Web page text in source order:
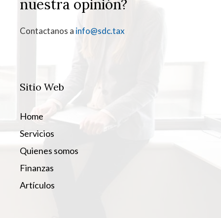
nuestra opinión?
Contactanos a info@sdc.tax
Sitio Web
Home
Servicios
Quienes somos
Finanzas
Artículos